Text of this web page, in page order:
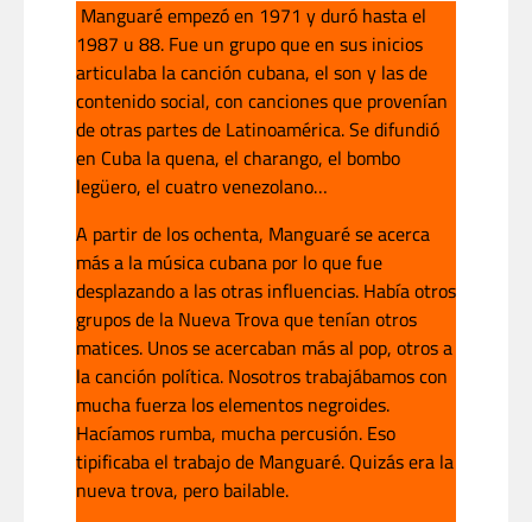
Manguaré empezó en 1971 y duró hasta el
1987 u 88. Fue un grupo que en sus inicios
articulaba la canción cubana, el son y las de
contenido social, con canciones que provenían
de otras partes de Latinoamérica. Se difundió
en Cuba la quena, el charango, el bombo
legüero, el cuatro venezolano…
A partir de los ochenta, Manguaré se acerca
más a la música cubana por lo que fue
desplazando a las otras influencias. Había otros
grupos de la Nueva Trova que tenían otros
matices. Unos se acercaban más al pop, otros a
la canción política. Nosotros trabajábamos con
mucha fuerza los elementos negroides.
Hacíamos rumba, mucha percusión. Eso
tipificaba el trabajo de Manguaré. Quizás era la
nueva trova, pero bailable.